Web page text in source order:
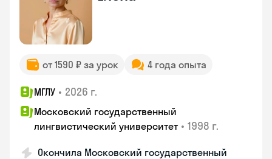
от 1590 ₽ за урок 4 года опыта
МГЛУ • 2026 г.
Московский государственный
лингвистический университет • 1998 г.
Окончила Московский государственный